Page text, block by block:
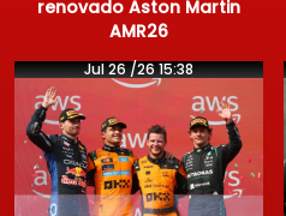
renovado Aston Martin
AMR26
Jul 26 /26 15:38